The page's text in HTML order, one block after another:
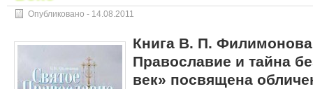
Опубликовано - 14.08.2011
Книга В. П.
Православие и тайна
век» посвящена